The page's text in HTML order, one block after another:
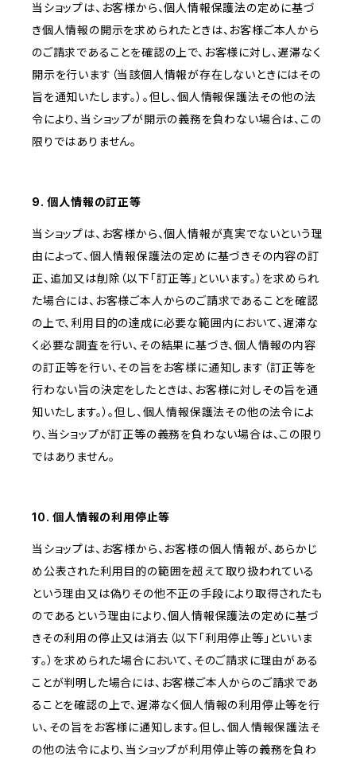
当ショップは、お客様から、個人情報保護法の定めに基づ
き個人情報の開示を求められたときは、お客様ご本人から
のご請求であることを確認の上で、お客様に対し、遅滞なく
開示を行います（当該個人情報が存在しないときにはその
旨を通知いたします。）。但し、個人情報保護法その他の法
令により、当ショップが開示の義務を負わない場合は、この
限りではありません。
9. 個人情報の訂正等
当ショップは、お客様から、個人情報が真実でないという理
由によって、個人情報保護法の定めに基づきその内容の訂
正、追加又は削除（以下「訂正等」といいます。）を求められ
た場合には、お客様ご本人からのご請求であることを確認
の上で、利用目的の達成に必要な範囲内において、遅滞な
く必要な調査を行い、その結果に基づき、個人情報の内容
の訂正等を行い、その旨をお客様に通知します（訂正等を
行わない旨の決定をしたときは、お客様に対しその旨を通
知いたします。）。但し、個人情報保護法その他の法令によ
り、当ショップが訂正等の義務を負わない場合は、この限り
ではありません。
10. 個人情報の利用停止等
当ショップは、お客様から、お客様の個人情報が、あらかじ
め公表された利用目的の範囲を超えて取り扱われている
という理由又は偽りその他不正の手段により取得されたも
のであるという理由により、個人情報保護法の定めに基づ
きその利用の停止又は消去（以下「利用停止等」といいま
す。）を求められた場合において、そのご請求に理由がある
ことが判明した場合には、お客様ご本人からのご請求であ
ることを確認の上で、遅滞なく個人情報の利用停止等を行
い、その旨をお客様に通知します。但し、個人情報保護法そ
の他の法令により、当ショップが利用停止等の義務を負わ